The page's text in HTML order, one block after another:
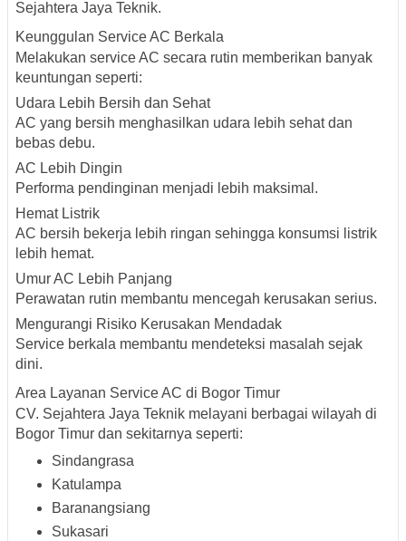
Sejahtera Jaya Teknik.
Keunggulan Service AC Berkala
Melakukan service AC secara rutin memberikan banyak
keuntungan seperti:
Udara Lebih Bersih dan Sehat
AC yang bersih menghasilkan udara lebih sehat dan
bebas debu.
AC Lebih Dingin
Performa pendinginan menjadi lebih maksimal.
Hemat Listrik
AC bersih bekerja lebih ringan sehingga konsumsi listrik
lebih hemat.
Umur AC Lebih Panjang
Perawatan rutin membantu mencegah kerusakan serius.
Mengurangi Risiko Kerusakan Mendadak
Service berkala membantu mendeteksi masalah sejak
dini.
Area Layanan Service AC di Bogor Timur
CV. Sejahtera Jaya Teknik melayani berbagai wilayah di
Bogor Timur dan sekitarnya seperti:
Sindangrasa
Katulampa
Baranangsiang
Sukasari